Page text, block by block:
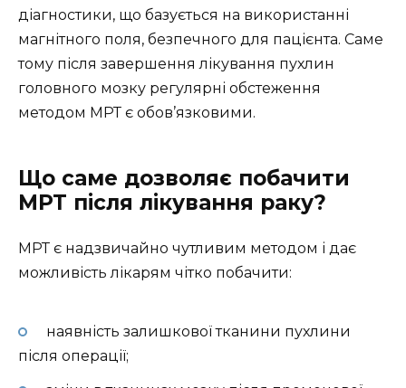
діагностики, що базується на використанні
магнітного поля, безпечного для пацієнта. Саме
тому після завершення лікування пухлин
головного мозку регулярні обстеження
методом МРТ є обов’язковими.
Що саме дозволяє побачити
МРТ після лікування раку?
МРТ є надзвичайно чутливим методом і дає
можливість лікарям чітко побачити:
наявність залишкової тканини пухлини
після операції;